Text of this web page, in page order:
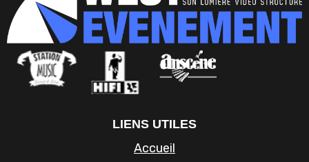
LIENS UTILES
Accueil